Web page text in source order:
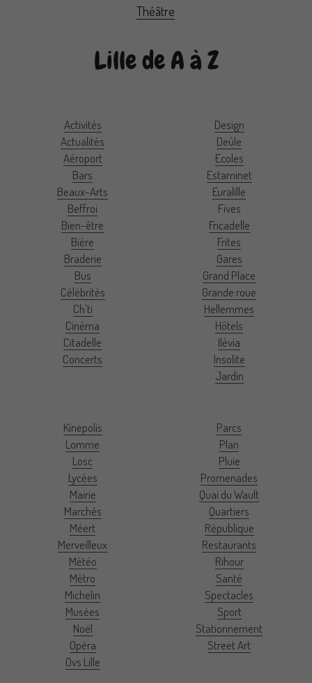
Théâtre
Lille de A à Z
Activités
Actualités
Aéroport
Bars
Beaux-Arts
Beffroi
Bien-être
Bière
Braderie
Bus
Célébrités
Ch'ti
Cinéma
Citadelle
Concerts
Design
Deûle
Ecoles
Estaminet
Euralille
Fives
Fricadelle
Frites
Gares
Grand Place
Grande roue
Hellemmes
Hôtels
Ilévia
Insolite
Jardin
Kinepolis
Lomme
Losc
Lycées
Mairie
Marchés
Méert
Merveilleux
Météo
Métro
Michelin
Musées
Noël
Opéra
Ovs Lille
Parcs
Plan
Pluie
Promenades
Quai du Wault
Quartiers
République
Restaurants
Rihour
Santé
Spectacles
Sport
Stationnement
Street Art